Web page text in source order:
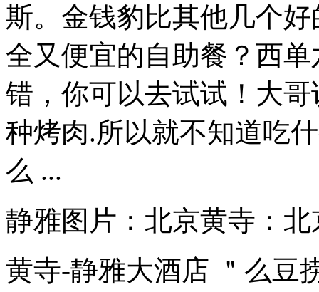
斯。金钱豹比其他几个
全又便宜的自助餐？西
错，你可以去试试！大
种烤肉.所以就不知道吃
么 ...
静雅图片：北京黄寺：
黄寺-静雅大酒店 ＂么豆